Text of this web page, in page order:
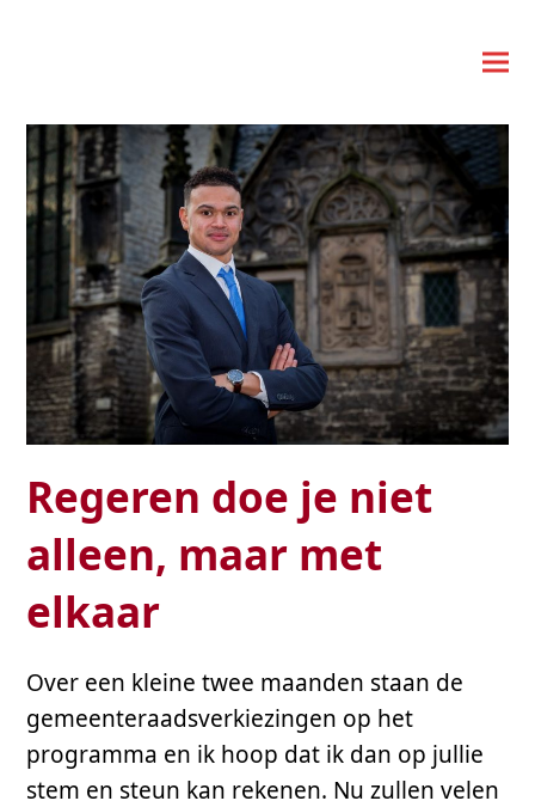
Regeren doe je niet
alleen, maar met
elkaar
Over een kleine twee maanden staan de
gemeenteraadsverkiezingen op het
programma en ik hoop dat ik dan op jullie
stem en steun kan rekenen. Nu zullen velen